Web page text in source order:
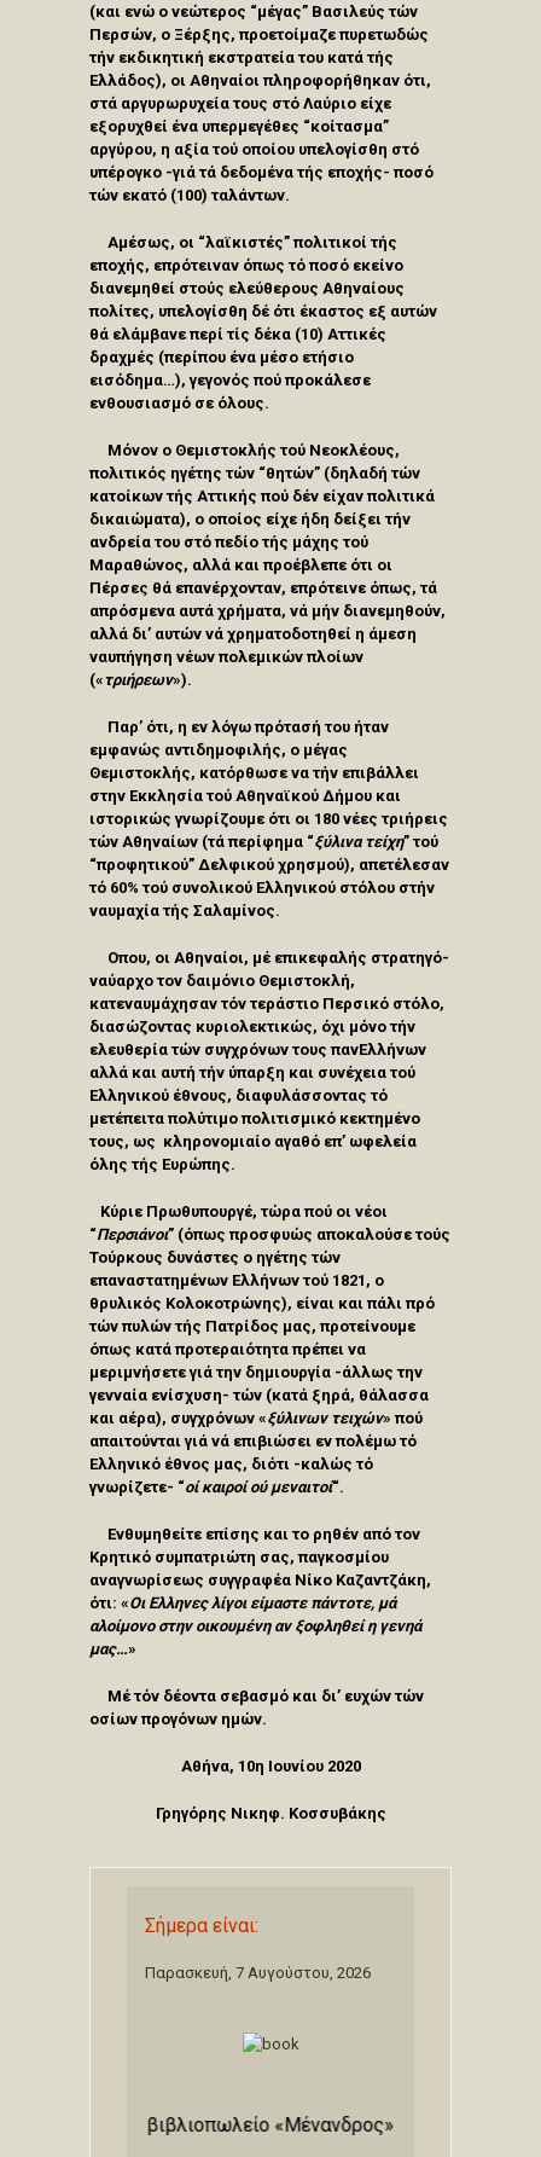
(και ενώ ο νεώτερος “μέγας” Βασιλεύς τών
Περσών, ο Ξέρξης, προετοίμαζε πυρετωδώς
τήν εκδικητική εκστρατεία του κατά τής
Ελλάδος), οι Αθηναίοι πληροφορήθηκαν ότι,
στά αργυρωρυχεία τους στό Λαύριο είχε
εξορυχθεί ένα υπερμεγέθες “κοίτασμα”
αργύρου, η αξία τού οποίου υπελογίσθη στό
υπέρογκο -γιά τά δεδομένα τής εποχής- ποσό
τών εκατό (100) ταλάντων.
Αμέσως, οι “λαϊκιστές” πολιτικοί τής
εποχής, επρότειναν όπως τό ποσό εκείνο
διανεμηθεί στούς ελεύθερους Αθηναίους
πολίτες, υπελογίσθη δέ ότι έκαστος εξ αυτών
θά ελάμβανε περί τίς δέκα (10) Αττικές
δραχμές (περίπου ένα μέσο ετήσιο
εισόδημα…), γεγονός πού προκάλεσε
ενθουσιασμό σε όλους.
Μόνον ο Θεμιστοκλής τού Νεοκλέους,
πολιτικός ηγέτης τών “θητών” (δηλαδή τών
κατοίκων τής Αττικής πού δέν είχαν πολιτικά
δικαιώματα), ο οποίος είχε ήδη δείξει τήν
ανδρεία του στό πεδίο τής μάχης τού
Μαραθώνος, αλλά και προέβλεπε ότι οι
Πέρσες θά επανέρχονταν, επρότεινε όπως, τά
απρόσμενα αυτά χρήματα, νά μήν διανεμηθούν,
αλλά δι’ αυτών νά χρηματοδοτηθεί η άμεση
ναυπήγηση νέων πολεμικών πλοίων
(«τριήρεων»).
Παρ’ ότι, η εν λόγω πρότασή του ήταν
εμφανώς αντιδημοφιλής, ο μέγας
Θεμιστοκλής, κατόρθωσε να τήν επιβάλλει
στην Εκκλησία τού Αθηναϊκού Δήμου και
ιστορικώς γνωρίζουμε ότι οι 180 νέες τριήρεις
τών Αθηναίων (τά περίφημα “ξύλινα τείχη” τού
“προφητικού” Δελφικού χρησμού), απετέλεσαν
τό 60% τού συνολικού Ελληνικού στόλου στήν
ναυμαχία τής Σαλαμίνος.
Οπου, οι Αθηναίοι, μέ επικεφαλής στρατηγό-
ναύαρχο τον δαιμόνιο Θεμιστοκλή,
κατεναυμάχησαν τόν τεράστιο Περσικό στόλο,
διασώζοντας κυριολεκτικώς, όχι μόνο τήν
ελευθερία τών συγχρόνων τους πανΕλλήνων
αλλά και αυτή τήν ύπαρξη και συνέχεια τού
Ελληνικού έθνους, διαφυλάσσοντας τό
μετέπειτα πολύτιμο πολιτισμικό κεκτημένο
τους, ως κληρονομιαίο αγαθό επ’ ωφελεία
όλης τής Ευρώπης.
Κύριε Πρωθυπουργέ, τώρα πού οι νέοι
“Περσιάνοι” (όπως προσφυώς αποκαλούσε τούς
Τούρκους δυνάστες ο ηγέτης τών
επαναστατημένων Ελλήνων τού 1821, ο
θρυλικός Κολοκοτρώνης), είναι και πάλι πρό
τών πυλών τής Πατρίδος μας, προτείνουμε
όπως κατά προτεραιότητα πρέπει να
μεριμνήσετε γιά την δημιουργία -άλλως την
γενναία ενίσχυση- τών (κατά ξηρά, θάλασσα
και αέρα), συγχρόνων «ξύλινων τειχών» πού
απαιτούνται γιά νά επιβιώσει εν πολέμω τό
Ελληνικό έθνος μας, διότι -καλώς τό
γνωρίζετε- “οί καιροί ού μεναιτοί“.
Ενθυμηθείτε επίσης και το ρηθέν από τον
Κρητικό συμπατριώτη σας, παγκοσμίου
αναγνωρίσεως συγγραφέα Νίκο Καζαντζάκη,
ότι: «Οι Ελληνες λίγοι είμαστε πάντοτε, μά
αλοίμονο στην οικουμένη αν ξοφληθεί η γενηά
μας…»
Μέ τόν δέοντα σεβασμό και δι’ ευχών τών
οσίων προγόνων ημών.
Αθήνα, 10η Ιουνίου 2020
Γρηγόρης Νικηφ. Κοσσυβάκης
Σήμερα είναι:
Παρασκευή, 7 Αυγούστου, 2026
από το βιβλιοπωλείο «Μένανδρος» Οδό Ιπποκράτους 44 -